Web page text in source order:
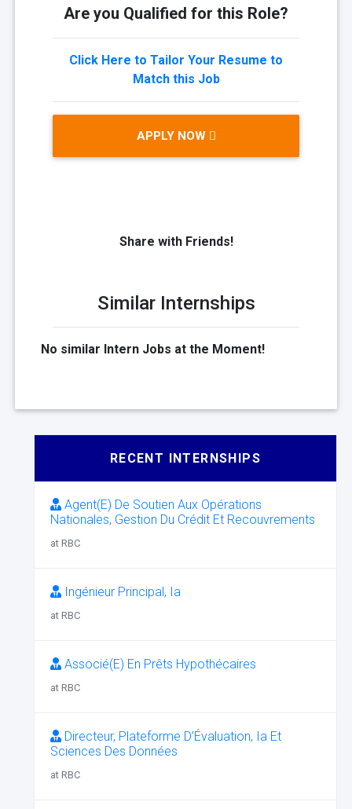
Are you Qualified for this Role?
Click Here to Tailor Your Resume to
Match this Job
APPLY NOW
Share with Friends!
Similar Internships
No similar Intern Jobs at the Moment!
RECENT INTERNSHIPS
Agent(E) De Soutien Aux Opérations
Nationales, Gestion Du Crédit Et Recouvrements
at RBC
Ingénieur Principal, Ia
at RBC
Associé(E) En Prêts Hypothécaires
at RBC
Directeur, Plateforme D’Évaluation, Ia Et
Sciences Des Données
at RBC